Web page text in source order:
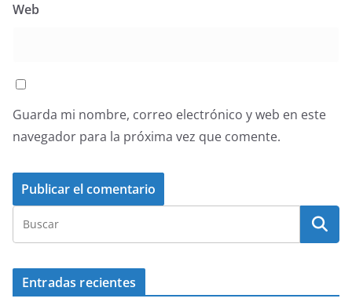
Web
Guarda mi nombre, correo electrónico y web en este
navegador para la próxima vez que comente.
Entradas recientes